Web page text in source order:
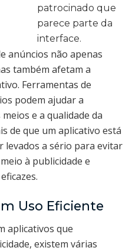
patrocinado que
parece parte da
interface.
anúncios não apenas
também afetam a
Ferramentas de
podem ajudar a
e a qualidade da
de que um aplicativo está
levados a sério para evitar
à publicidade e
Uso Eficiente
aplicativos que
existem várias